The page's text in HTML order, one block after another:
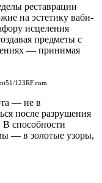
реставрации
на эстетику ваби-
исцеления
предметы с
— принимая
123RF.com
— не в
после разрушения
В способности
— в золотые узоры,